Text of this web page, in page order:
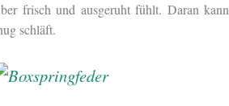
frisch und ausgeruht fühlt. Daran kann
schläft.